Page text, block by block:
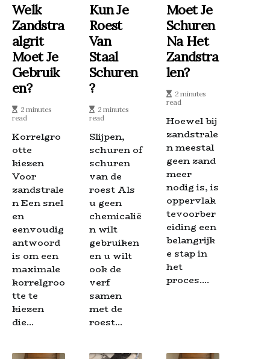
Welk
Zandstra
Algrit
Moet Je
Gebruik
En?
2 minutes
read
Korrelgro
otte
kiezen
Voor
zandstrale
n Een snel
en
eenvoudig
antwoord
is om een
maximale
korrelgroo
tte te
kiezen
die...
Kun Je
Roest
Van
Staal
Schuren
?
2 minutes
read
Slijpen,
schuren of
schuren
van de
roest Als
u geen
chemicalië
n wilt
gebruiken
en u wilt
ook de
verf
samen
met de
roest...
Moet Je
Schuren
Na Het
Zandstra
Len?
2 minutes
read
Hoewel bij
zandstrale
n meestal
geen zand
meer
nodig is, is
oppervlak
tevoorber
eiding een
belangrijk
e stap in
het
proces....